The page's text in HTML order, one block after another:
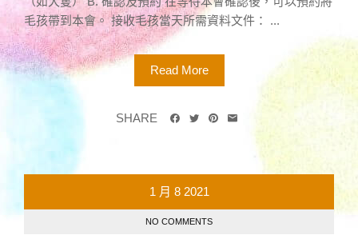
毛孩帶到本會。 接收毛孩當天所需資料文件： ...
Read More
SHARE
1 月 8 2021
NO COMMENTS